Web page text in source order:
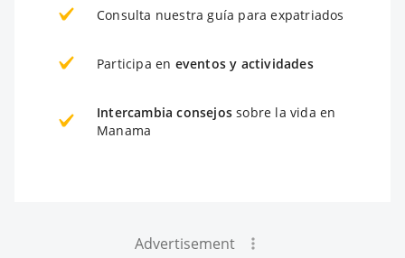
Consulta nuestra guía para expatriados
Participa en eventos y actividades
Intercambia consejos sobre la vida en
Manama
Advertisement